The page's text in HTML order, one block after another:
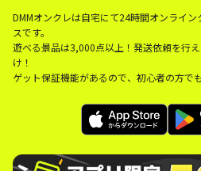
DMMオンクレは自宅にて24時間オンライ
スです。
遊べる景品は3,000点以上！発送依頼を行
け！
ゲット保証機能があるので、初心者の方で